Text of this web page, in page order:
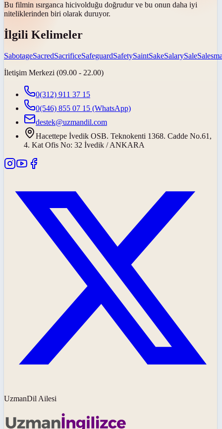
Bu filmin ısırganca hicivolduğu doğrudur ve bu onun daha iyi
niteliklerinden biri olarak duruyor.
İlgili Kelimeler
SabotageSacredSacrificeSafeguardSafetySaintSakeSalarySale
İletişim Merkezi (09.00 - 22.00)
0(312) 911 37 15
0(546) 855 07 15 (WhatsApp)
destek@uzmandil.com
Hacettepe İvedik OSB. Teknokenti 1368. Cadde No.61,
4. Kat Ofis No: 32 İvedik / ANKARA
UzmanDil Ailesi